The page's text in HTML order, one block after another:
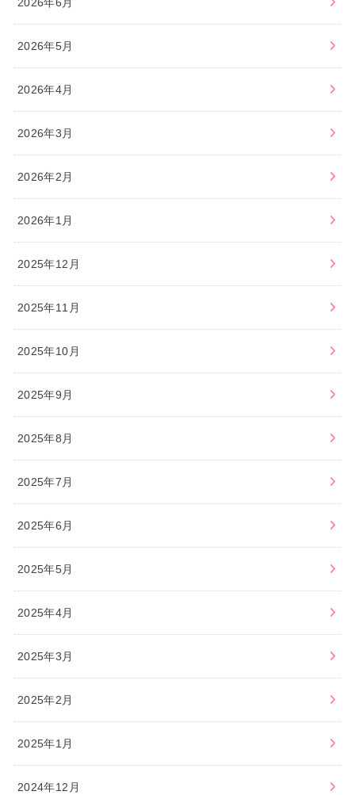
2026年6月
2026年5月
2026年4月
2026年3月
2026年2月
2026年1月
2025年12月
2025年11月
2025年10月
2025年9月
2025年8月
2025年7月
2025年6月
2025年5月
2025年4月
2025年3月
2025年2月
2025年1月
2024年12月